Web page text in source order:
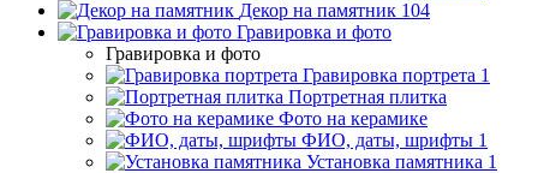
Декор на памятник 104
Гравировка и фото
Гравировка и фото
Гравировка портрета 1
Портретная плитка
Фото на керамике
ФИО, даты, шрифты 1
Установка памятника 1